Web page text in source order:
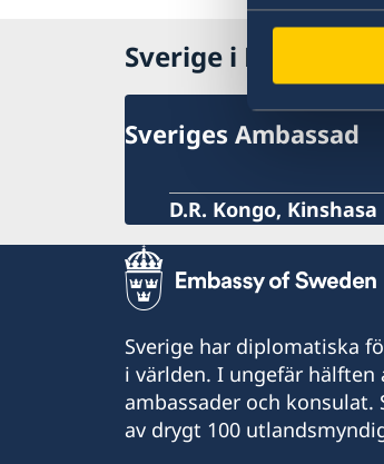
Sverige i
Sveriges Ambassad
D.R. Kongo, Kinshasa
Sverige har diplomatiska
i världen. I ungefär hälften
ambassader och
av drygt 100